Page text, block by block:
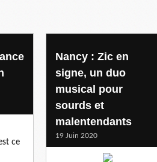
ce
Nancy : Zic en
signe, un duo
musical pour
sourds et
malentendants
19 Juin 2020